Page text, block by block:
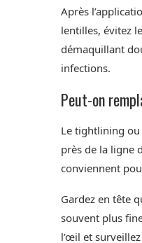
Après
lentilles, évitez
démaquillant
infections.
Peut-on
Le tightlining ou
près de la ligne
conviennent
Gardez en tête
souvent plus
l’œil et